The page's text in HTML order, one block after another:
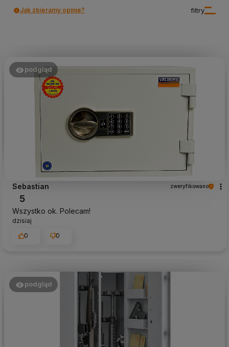
filtry
Jak zbieramy opinie?
podgląd
Sebastian zweryfikowano
5
Wszystko ok. Polecam!
dzisiaj
0
0
podgląd